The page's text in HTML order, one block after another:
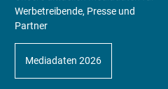
Werbetreibende, Presse und
Partner
Mediadaten 2026